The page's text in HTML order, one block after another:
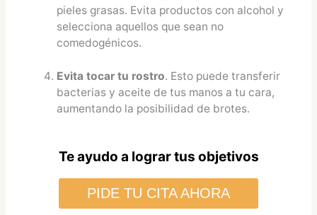
pieles grasas. Evita productos con alcohol y
selecciona aquellos que sean no
comedogénicos.
Evita tocar tu rostro. Esto puede transferir
bacterias y aceite de tus manos a tu cara,
aumentando la posibilidad de brotes.
Te ayudo a lograr tus objetivos
PIDE TU CITA AHORA